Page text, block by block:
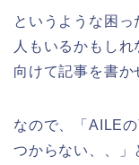
というような困
人もいるかもし
向けて記事を書か
なので、「AILE
つからない、、」